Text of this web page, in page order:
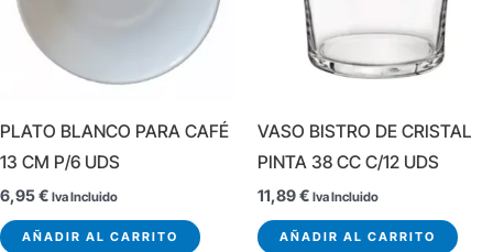
PLATO BLANCO PARA CAFÉ
13 CM P/6 UDS
6,95€ Iva Incluido
AÑADIR AL CARRITO
VASO BISTRO DE CRISTAL
PINTA 38 CC C/12 UDS
11,89€ Iva Incluido
AÑADIR AL CARRITO